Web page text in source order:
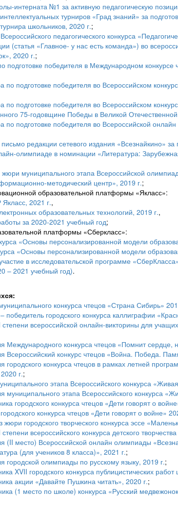
интерната №1 за активную педагогическую
турниров «Град знаний» за
школьников, 2020 г.;
педагогического конкурса
(статья «Главное- у нас есть команда») во
2020 г.;
подготовке победителя в Международном конкурсе
по подготовке победителя во Всероссийском
по подготовке победителя во Всероссийском
75-годовщине Победы в Великой
по подготовке победителя во Всероссийской
редакции сетевого издания «Всезнайкино»
олимпиаде в номинации «Литература:
муниципального этапа Всероссийской
методический центр», 2019 г.;
образовательной платформы «Якласс»:
2021 г.,
образовательных технологий, 2019 г.,
за 2020-2021 учебный год;
платформы «Сберкласс»:
«Основы персонализированной модели
«Основы персонализированной модели
в исследовательской программе
– 2021 учебный год).
конкурса чтецов «Страна Сибирь»
победитель городского конкурса каллиграфии
всероссийской онлайн-викторины для
Международного конкурса чтецов «Помнит сердце,
Всероссийский конкурс чтецов «Война. Победа.
городского конкурса чтецов в рамках летней
г.;
этапа Всероссийского конкурса
муниципального этапа Всероссийского конкурса
городского конкурса чтецов «Дети говорят о
конкурса чтецов «Дети говорят о войне»
городского творческого конкурса эссе
всероссийского конкурса детского
(II место) Всероссийской онлайн олимпиады
(для учеников 8 класса)», 2021 г.;
городской олимпиады по русскому языку, 2019 г.;
XVII городского конкурса публицистических
акции «Давайте Пушкина читать», 2020 г.;
(1 место по школе) конкурса «Русский